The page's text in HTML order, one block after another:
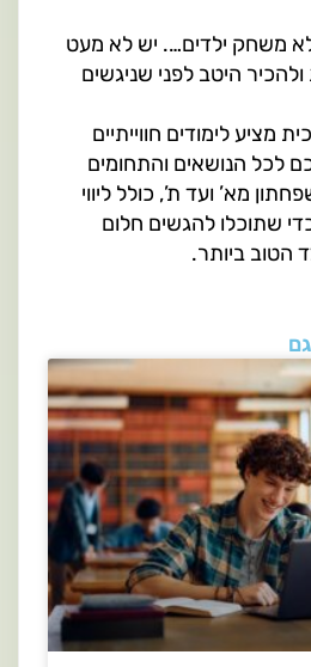
משחק ילדים…. יש לא מעט
היטב לפני שניגשים
מציע לימודים חווייתיים
לכל הנושאים והתחומים
מא’ ועד ת’, כולל ליווי
שתוכלו להגשים חלום
הטוב ביותר.